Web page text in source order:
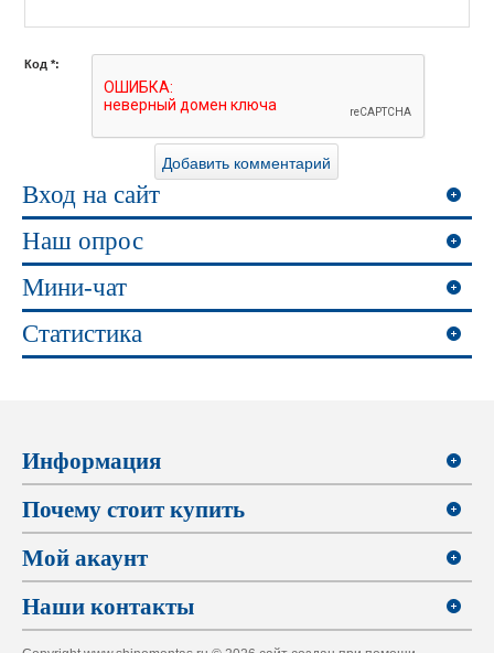
Код *:
Вход на сайт
Наш опрос
Мини-чат
Статистика
Информация
Почему стоит купить
Мой акаунт
Наши контакты